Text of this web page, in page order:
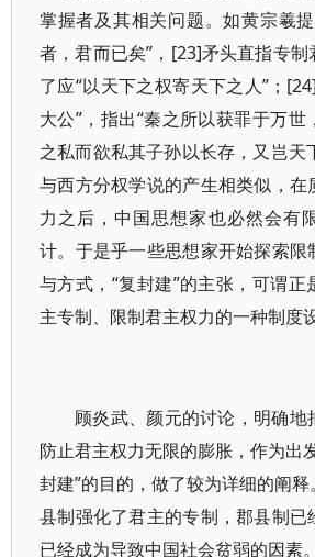
掌握者及其相关问题。如黄宗羲
者，君而已矣”，[23]矛头直指专制
了应“以天下之权寄天下之人”；
大公”，指出“秦之所以获罪于万世
之私而欲私其子孙以长存，又岂天
与西方分权学说的产生相类似，在
力之后，中国思想家也必然会有
计。于是乎一些思想家开始探索限
与方式，“复封建”的主张，可谓
主专制、限制君主权力的一种制度
顾炎武、颜元的讨论，明确地
防止君主权力无限的膨胀，作为出
封建”的目的，做了较为详细的阐
县制强化了君主的专制，郡县制已
已经成为导致中国社会贫弱的因素